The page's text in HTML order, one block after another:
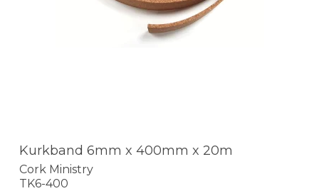
Kurkband 6mm x 400mm x 20m
Cork Ministry
TK6-400